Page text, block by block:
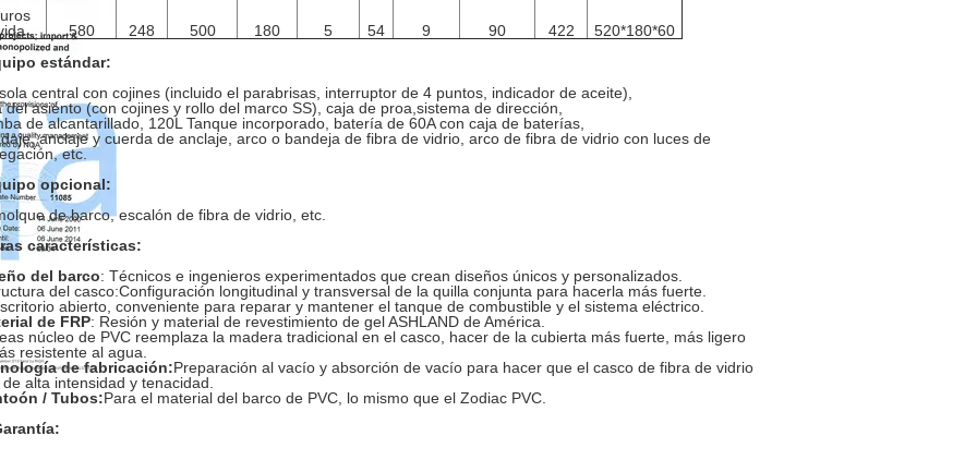
580 248 500 180 5 54 9 90 422
520*180*60
estándar:
central con cojines (incluido el parabrisas, interruptor de 4 puntos, indicador de aceite),
del asiento (con cojines y rollo del marco SS), caja de proa,sistema de dirección,
de alcantarillado, 120L Tanque incorporado, batería de 60A con caja de baterías,
anclaje y cuerda de anclaje, arco o bandeja de fibra de vidrio, arco de fibra de vidrio con luces de
etc.
opcional:
de barco, escalón de fibra de vidrio, etc.
características:
del barco: Técnicos e ingenieros experimentados que crean diseños únicos y personalizados.
del casco:Configuración longitudinal y transversal de la quilla conjunta para hacerla más fuerte.
abierto, conveniente para reparar y mantener el tanque de combustible y el sistema eléctrico.
de FRP: Resión y material de revestimiento de gel ASHLAND de América.
núcleo de PVC reemplaza la madera tradicional en el casco, hacer de la cubierta más fuerte, más ligero
resistente al agua.
de fabricación:Preparación al vacío y absorción de vacío para hacer que el casco de fibra de vidrio
alta intensidad y tenacidad.
/ Tubos:Para el material del barco de PVC, lo mismo que el Zodiac PVC.